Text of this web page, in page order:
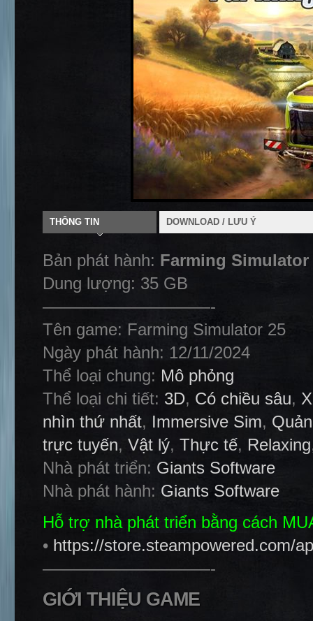
THÔNG TIN DOWNLOAD / LƯU Ý
Bản phát hành: Farming Simulator
Dung lượng: 35 GB
——————————-
Tên game: Farming Simulator 25
Ngày phát hành: 12/11/2024
Thể loại chung: Mô phỏng
Thể loại chi tiết: 3D, Có chiều sâu,
nhìn thứ nhất, Immersive Sim,
trực tuyến, Vật lý, Thực tế, Relaxing
Nhà phát triển: Giants Software
Nhà phát hành: Giants Software
Hỗ trợ nhà phát triển bằng cách
• https://store.steampowered.com/
——————————-
GIỚI THIỆU GAME